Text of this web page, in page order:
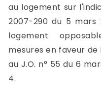
au logement sur
2007-290 du 5
logement
mesures en faveur
au J.O. n° 55 du 6
4.